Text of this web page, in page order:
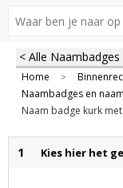
< Alle
Home >
Naambadges en
Naam badge kurk
1 Kies hier het